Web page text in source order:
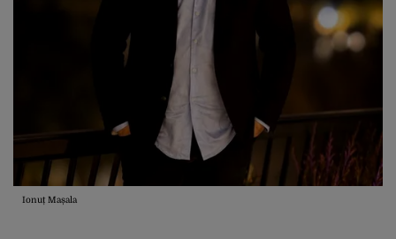
Ionuț Mașala